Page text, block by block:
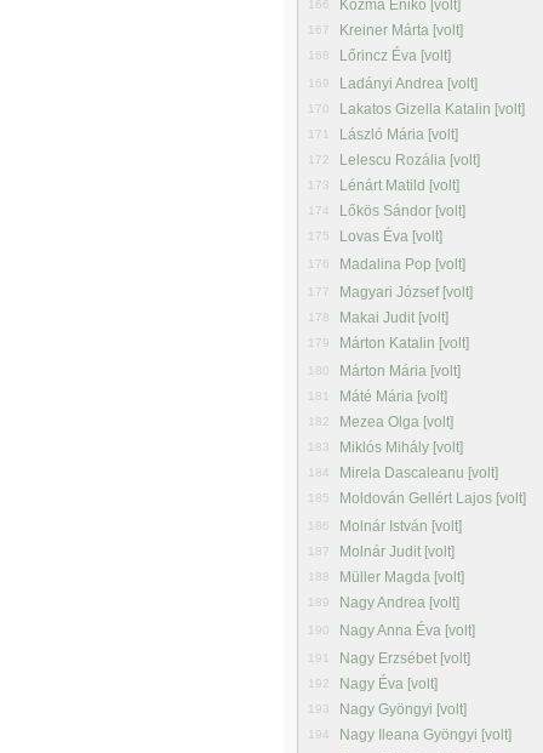
166 Kozma Enikő [volt]
167 Kreiner Márta [volt]
168 Lőrincz Éva [volt]
169 Ladányi Andrea [volt]
170 Lakatos Gizella Katalin [volt]
171 László Mária [volt]
172 Lelescu Rozália [volt]
173 Lénárt Matild [volt]
174 Lőkös Sándor [volt]
175 Lovas Éva [volt]
176 Madalina Pop [volt]
177 Magyari József [volt]
178 Makai Judit [volt]
179 Márton Katalin [volt]
180 Márton Mária [volt]
181 Máté Mária [volt]
182 Mezea Olga [volt]
183 Miklós Mihály [volt]
184 Mirela Dascaleanu [volt]
185 Moldován Gellért Lajos [volt]
186 Molnár István [volt]
187 Molnár Judit [volt]
188 Müller Magda [volt]
189 Nagy Andrea [volt]
190 Nagy Anna Éva [volt]
191 Nagy Erzsébet [volt]
192 Nagy Éva [volt]
193 Nagy Gyöngyi [volt]
194 Nagy Ileana Gyöngyi [volt]